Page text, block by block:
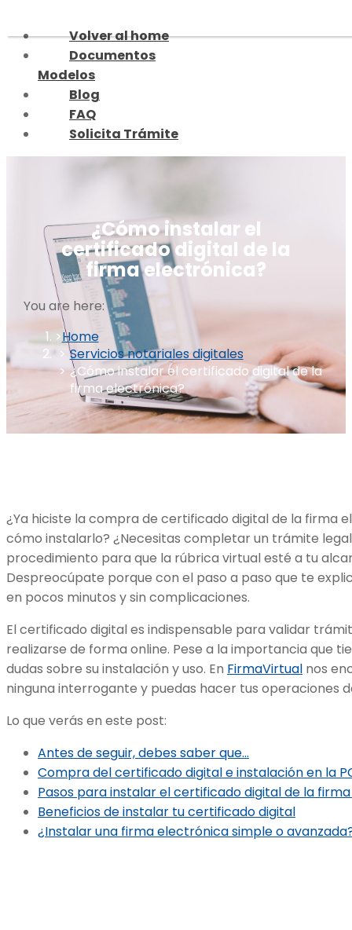
to
content
Volver al home
Documentos
Modelos
Blog
FAQ
Solicita Trámite
¿Cómo instalar el
certificado digital de la
firma electrónica?
You are here:
Home
Servicios notariales digitales
¿Cómo instalar el certificado digital de la
firma electrónica?
¿Ya hiciste la compra de certificado digital de la firma
cómo instalarlo? ¿Necesitas completar un trámite
procedimiento para que la rúbrica virtual esté a tu
Despreocúpate porque con el paso a paso que te
en pocos minutos y sin complicaciones.
El certificado digital es indispensable para validar
realizarse de forma online. Pese a la importancia que
dudas sobre su instalación y uso. En FirmaVirtual nos
ninguna interrogante y puedas hacer tus operaciones
Lo que verás en este post:
Antes de seguir, debes saber que…
Compra del certificado digital e instalación en la
Pasos para instalar el certificado digital de la
Beneficios de instalar tu certificado digital
¿Instalar una firma electrónica simple o